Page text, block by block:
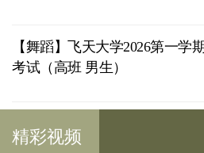
【舞蹈】飞天大学2026第一学
考试（高班 男生）
精彩视频